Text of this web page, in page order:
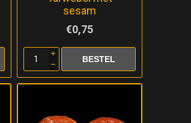
sesam
€0,75
i
h